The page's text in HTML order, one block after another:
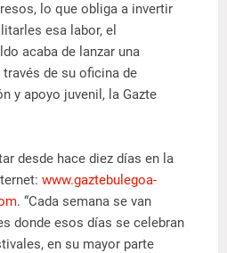
lo que obliga a invertir
esa labor, el
acaba de lanzar una
de su oficina de
y apoyo juvenil, la Gazte
desde hace diez días en la
www.gaztebulegoa-
. “Cada semana se van
donde esos días se celebran
en su mayor parte